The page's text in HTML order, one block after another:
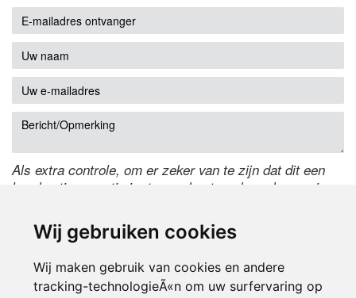
Wij gebruiken cookies
Wij maken gebruik van cookies en andere
tracking-technologieÃ«n om uw surfervaring op
Als extra controle, om er zeker van te zijn dat dit een
handmatige reactie is, typ onderstaande code over in
de code te wijzigen.